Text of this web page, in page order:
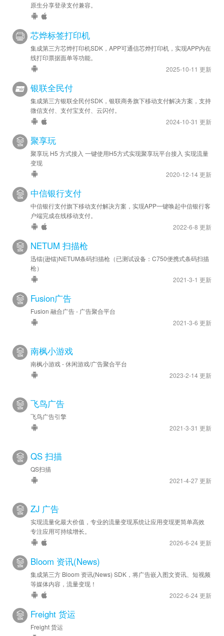
原生分享登录支付兼容。
芯烨标签打印机
集成第三方芯烨打印机SDK，APP可通信芯烨打印机，实现APP内在
线打印票据面单等功能。
2025-10-11 更新
银联全民付
集成第三方银联全民付SDK，银联商务旗下移动支付解决方案，支持
微信支付、支付宝支付、云闪付。
2024-10-31 更新
聚享玩
聚享玩 H5 方式接入 一键使用H5方式实现聚享玩平台接入 实现流量
变现
2020-12-14 更新
中信银行支付
中信银行支付旗下移动支付解决方案，实现APP一键唤起中信银行客
户端完成在线移动支付。
2022-6-8 更新
NETUM 扫描枪
迅镭(逊镭)NETUM条码扫描枪（已测试设备：C750便携式条码扫描
枪）
2021-3-1 更新
Fusion广告
Fusion 融合广告 - 广告聚合平台
2021-3-6 更新
南枫小游戏
南枫小游戏 - 休闲游戏/广告聚合平台
2023-2-14 更新
飞鸟广告
飞鸟广告引擎
2021-3-31 更新
QS 扫描
QS扫描
2021-4-27 更新
ZJ 广告
实现流量化最大价值，专业的流量变现系统让应用变现更简单高效
专注应用可持续增长。
2026-6-24 更新
Bloom 资讯(News)
集成第三方 Bloom 资讯(News) SDK，将广告嵌入图文资讯、短视频
等媒体内容，流量变现！
2022-6-24 更新
Freight 货运
Freight 货运